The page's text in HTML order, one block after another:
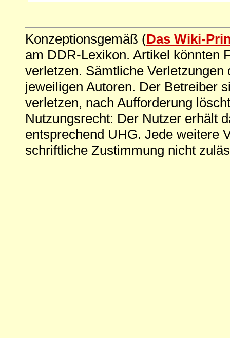
Konzeptionsgemäß (Das Wiki-
am DDR-Lexikon. Artikel könnten
verletzen. Sämtliche
jeweiligen Autoren. Der Betreiber
verletzen, nach Aufforderung
Nutzungsrecht: Der Nutzer erhält
entsprechend UHG. Jede weitere
schriftliche Zustimmung nicht